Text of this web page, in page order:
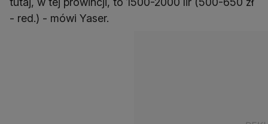
- red.) - mówi Yaser.